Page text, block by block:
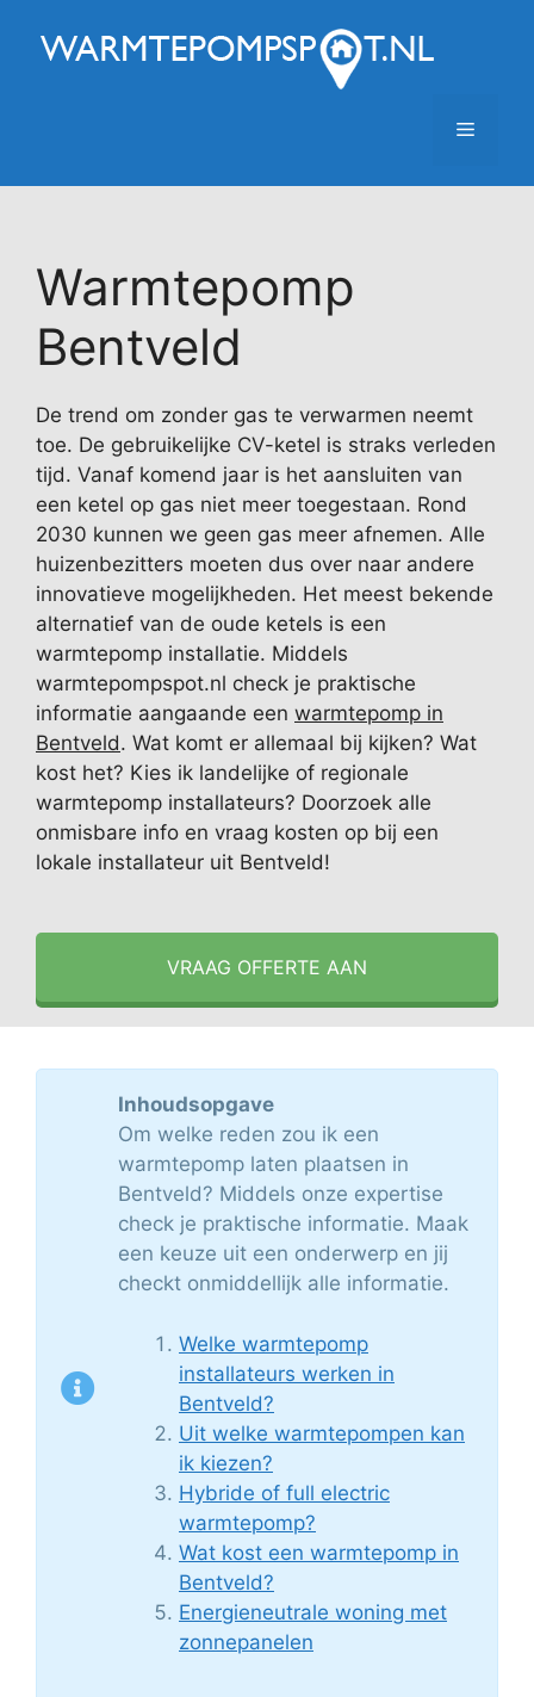
naar
Menu
Warmtepomp
Bentveld
De trend om zonder gas te verwarmen neemt
toe. De gebruikelijke CV-ketel is straks verleden
tijd. Vanaf komend jaar is het aansluiten van
een ketel op gas niet meer toegestaan. Rond
2030 kunnen we geen gas meer afnemen. Alle
huizenbezitters moeten dus over naar andere
innovatieve mogelijkheden. Het meest bekende
alternatief van de oude ketels is een
warmtepomp installatie. Middels
warmtepompspot.nl check je praktische
informatie aangaande een warmtepomp in
Bentveld. Wat komt er allemaal bij kijken? Wat
kost het? Kies ik landelijke of regionale
warmtepomp installateurs? Doorzoek alle
onmisbare info en vraag kosten op bij een
lokale installateur uit Bentveld!
VRAAG OFFERTE AAN
Inhoudsopgave
Om welke reden zou ik een
warmtepomp laten plaatsen in
Bentveld? Middels onze expertise
check je praktische informatie. Maak
een keuze uit een onderwerp en jij
checkt onmiddellijk alle informatie.
Welke warmtepomp
installateurs werken in
Bentveld?
Uit welke warmtepompen kan
ik kiezen?
Hybride of full electric
warmtepomp?
Wat kost een warmtepomp in
Bentveld?
Energieneutrale woning met
zonnepanelen